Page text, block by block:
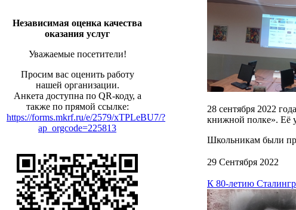
Независимая оценка качества
оказания услуг
Уважаемые посетители!
Просим вас оценить работу
нашей организации.
Анкета доступна по QR-коду, а
также по прямой ссылке:
https://forms.mkrf.ru/e/2579/xTPLeBU7/?
ap_orgcode=225813
28 сентября 2022
книжной полке». Её
Школьникам были
29 Сентября 2022
К 80-летию